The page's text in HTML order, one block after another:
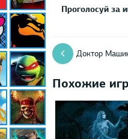
Проголосуй за
Доктор
Похожие